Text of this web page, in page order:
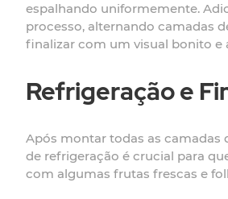
espalhando uniformemente.
processo, alternando camadas
finalizar com um visual bonito e
Refrigeração e
Após montar todas as camadas
de refrigeração é crucial para
com algumas frutas frescas e